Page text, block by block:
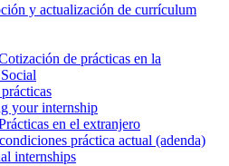
y actualización de currículum
de prácticas en la
your internship
en el extranjero
práctica actual (adenda)
internships